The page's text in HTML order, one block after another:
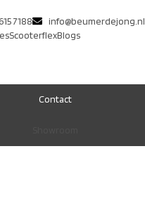
7188
info@beumerdejong.nl
ScooterflexBlogs
Contact